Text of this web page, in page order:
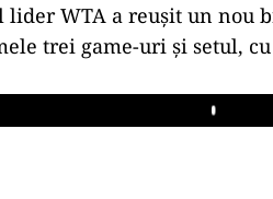
lider WTA a reuşit un nou
trei game-uri şi setul, cu
Play